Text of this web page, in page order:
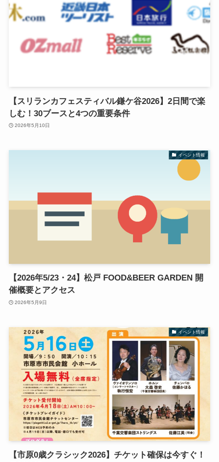
【スリランカフェスティバル鎌ケ谷2026】2日間で楽
しむ！30ブースと4つの重要条件
2026年5月10日
イベント情報
【2026年5/23・24】松戸 FOOD&BEER GARDEN 開
催概要とアクセス
2026年5月9日
イベント情報
【市原0歳クラシック2026】チケット確保は今すぐ！